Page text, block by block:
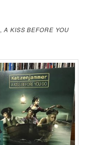
,A KISS BEFORE YOU